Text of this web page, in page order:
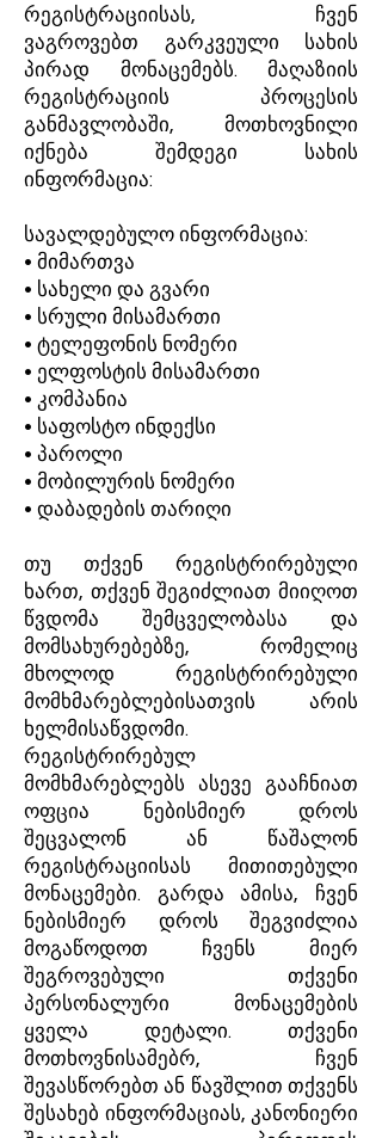
რეგისტრაციისას, ჩვენ
ვაგროვებთ გარკვეული სახის
პირად მონაცემებს. მაღაზიის
რეგისტრაციის პროცესის
განმავლობაში, მოთხოვნილი
იქნება შემდეგი სახის
ინფორმაცია:
სავალდებულო ინფორმაცია:
• მიმართვა
• სახელი და გვარი
• სრული მისამართი
• ტელეფონის ნომერი
• ელფოსტის მისამართი
• კომპანია
• საფოსტო ინდექსი
• პაროლი
• მობილურის ნომერი
• დაბადების თარიღი
თუ თქვენ რეგისტრირებული
ხართ, თქვენ შეგიძლიათ მიიღოთ
წვდომა შემცველობასა და
მომსახურებებზე, რომელიც
მხოლოდ რეგისტრირებული
მომხმარებლებისათვის არის
ხელმისაწვდომი.
რეგისტრირებულ
მომხმარებლებს ასევე გააჩნიათ
ოფცია ნებისმიერ დროს
შეცვალონ ან წაშალონ
რეგისტრაციისას მითითებული
მონაცემები. გარდა ამისა, ჩვენ
ნებისმიერ დროს შეგვიძლია
მოგაწოდოთ ჩვენს მიერ
შეგროვებული თქვენი
პერსონალური მონაცემების
ყველა დეტალი. თქვენი
მოთხოვნისამებრ, ჩვენ
შევასწორებთ ან წავშლით თქვენს
შესახებ ინფორმაციას, კანონიერი